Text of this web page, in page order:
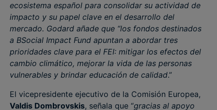
ecosistema español para consolidar su actividad de
impacto y su papel clave en el desarrollo del
mercado. Godard añade que “los fondos destinados
a BSocial Impact Fund apuntan a abordar tres
prioridades clave para el FEI: mitigar los efectos del
cambio climático, mejorar la vida de las personas
vulnerables y brindar educación de calidad.”
El vicepresidente ejecutivo de la Comisión Europea,
Valdis Dombrovskis, señala que “gracias al apoyo